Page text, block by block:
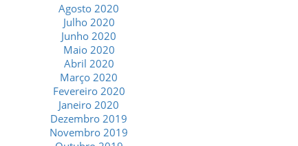
Agosto 2020
Julho 2020
Junho 2020
Maio 2020
Abril 2020
Março 2020
Fevereiro 2020
Janeiro 2020
Dezembro 2019
Novembro 2019